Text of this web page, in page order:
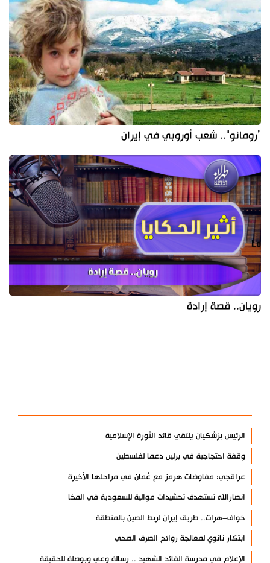
"رومانو".. شعب أوروبي في إيران
رويان.. قصة إرادة
الرئيس بزشكيان يلتقي قائد الثورة الإسلامية
وقفة احتجاجية في برلين دعما لفلسطين
عراقجي: مفاوضات هرمز مع عُمان في مراحلها الأخيرة
انصارالله تستهدف تحشيدات موالية للسعودية في المخا
خواف–هرات.. طريق إيران لربط الصين بالمنطقة
ابتكار نانوي لمعالجة روائح الصرف الصحي
الإعلام في مدرسة القائد الشهيد .. رسالة وعي وبوصلة للحقيقة